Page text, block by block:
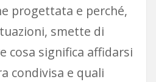
progettata e perché,
smette di
cosa significa affidarsi
condivisa e quali